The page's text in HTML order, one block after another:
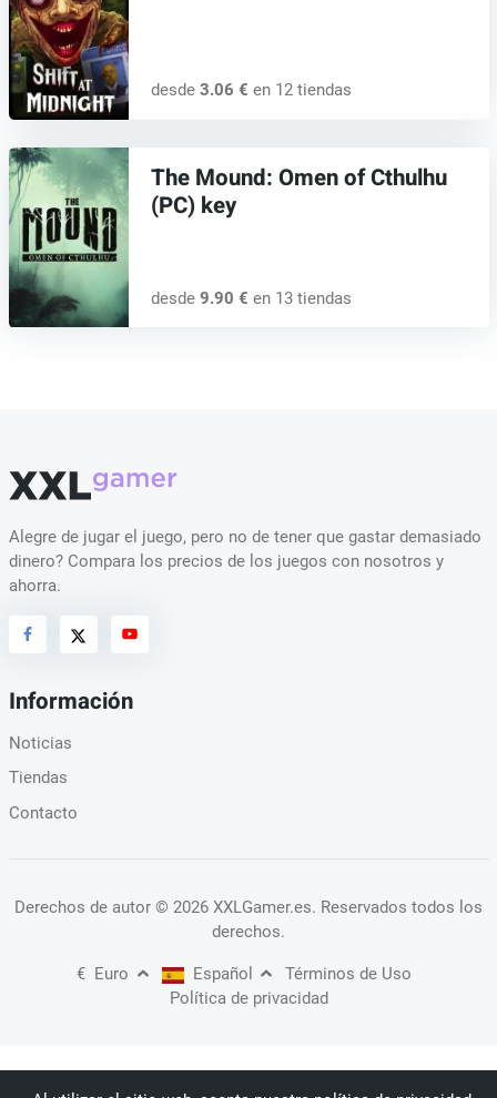
desde 3.06 € en 12 tiendas
The Mound: Omen of Cthulhu
(PC) key
desde 9.90 € en 13 tiendas
Alegre de jugar el juego, pero no de tener que gastar demasiado
dinero? Compara los precios de los juegos con nosotros y
ahorra.
Información
Noticias
Tiendas
Contacto
Derechos de autor © 2026 XXLGamer.es. Reservados todos los
derechos.
€ Euro Español
Términos de Uso
Política de privacidad